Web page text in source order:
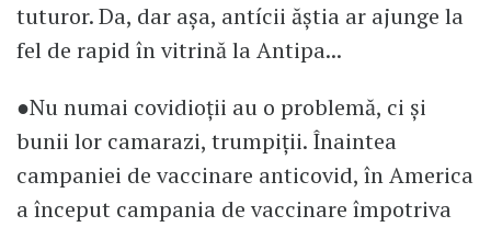
tuturor. Da, dar așa, antícii ăștia ar ajunge la
fel de rapid în vitrină la Antipa...
●Nu numai covidioții au o problemă, ci și
bunii lor camarazi, trumpiții. Înaintea
campaniei de vaccinare anticovid, în America
a început campania de vaccinare împotriva